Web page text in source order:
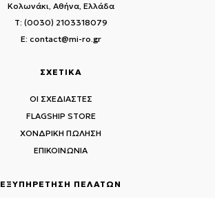
Κολωνάκι, Αθήνα, Ελλάδα
T: (0030) 2103318079
E: contact@mi-ro.gr
ΣΧΕΤΙΚΑ
ΟΙ ΣΧΕΔΙΑΣΤΕΣ
FLAGSHIP STORE
ΧΟΝΔΡΙΚΗ ΠΩΛΗΣΗ
ΕΠΙΚΟΙΝΩΝΙΑ
ΕΞΥΠΗΡΕΤΗΣΗ ΠΕΛΑΤΩΝ